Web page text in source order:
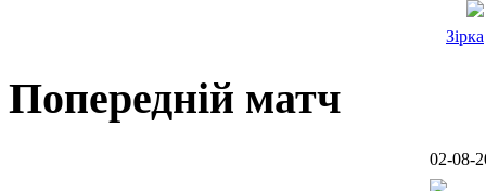
Зірка
Попередній матч
02-08-